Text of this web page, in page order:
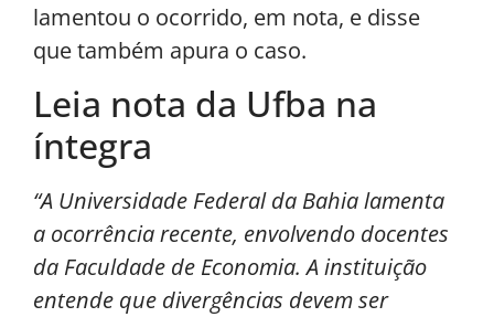
lamentou o ocorrido, em nota, e disse
que também apura o caso.
Leia nota da Ufba na
íntegra
“A Universidade Federal da Bahia lamenta
a ocorrência recente, envolvendo docentes
da Faculdade de Economia. A instituição
entende que divergências devem ser